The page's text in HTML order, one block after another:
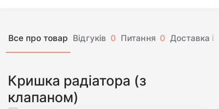
Все про товар Відгуків 0 Питання 0 Доставка і
Кришка радіатора (з
клапаном)